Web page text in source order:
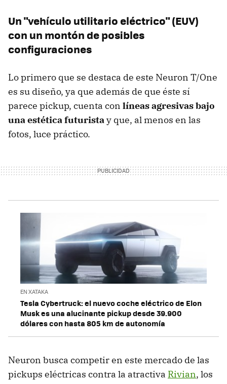
Un "vehículo utilitario eléctrico" (EUV)
con un montón de posibles
configuraciones
Lo primero que se destaca de este Neuron T/One
es su diseño, ya que además de que éste sí
parece pickup, cuenta con líneas agresivas bajo
una estética futuristay que, al menos en las
fotos, luce práctico.
EN XATAKA
Tesla Cybertruck: el nuevo coche eléctrico de Elon
Musk es una alucinante pickup desde 39.900
dólares con hasta 805 km de autonomía
Neuron busca competir en este mercado de las
pickups eléctricas contra la atractiva Rivian, los